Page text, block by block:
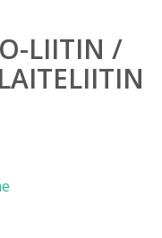
LIITIN /